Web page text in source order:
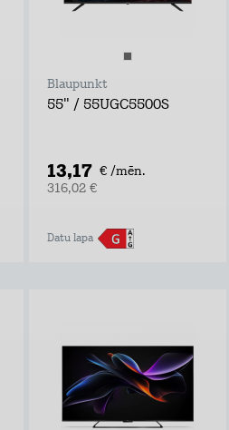
Blaupunkt
55" / 55UGC5500S
13,17 € /mēn.
316,02 €
Datu lapa